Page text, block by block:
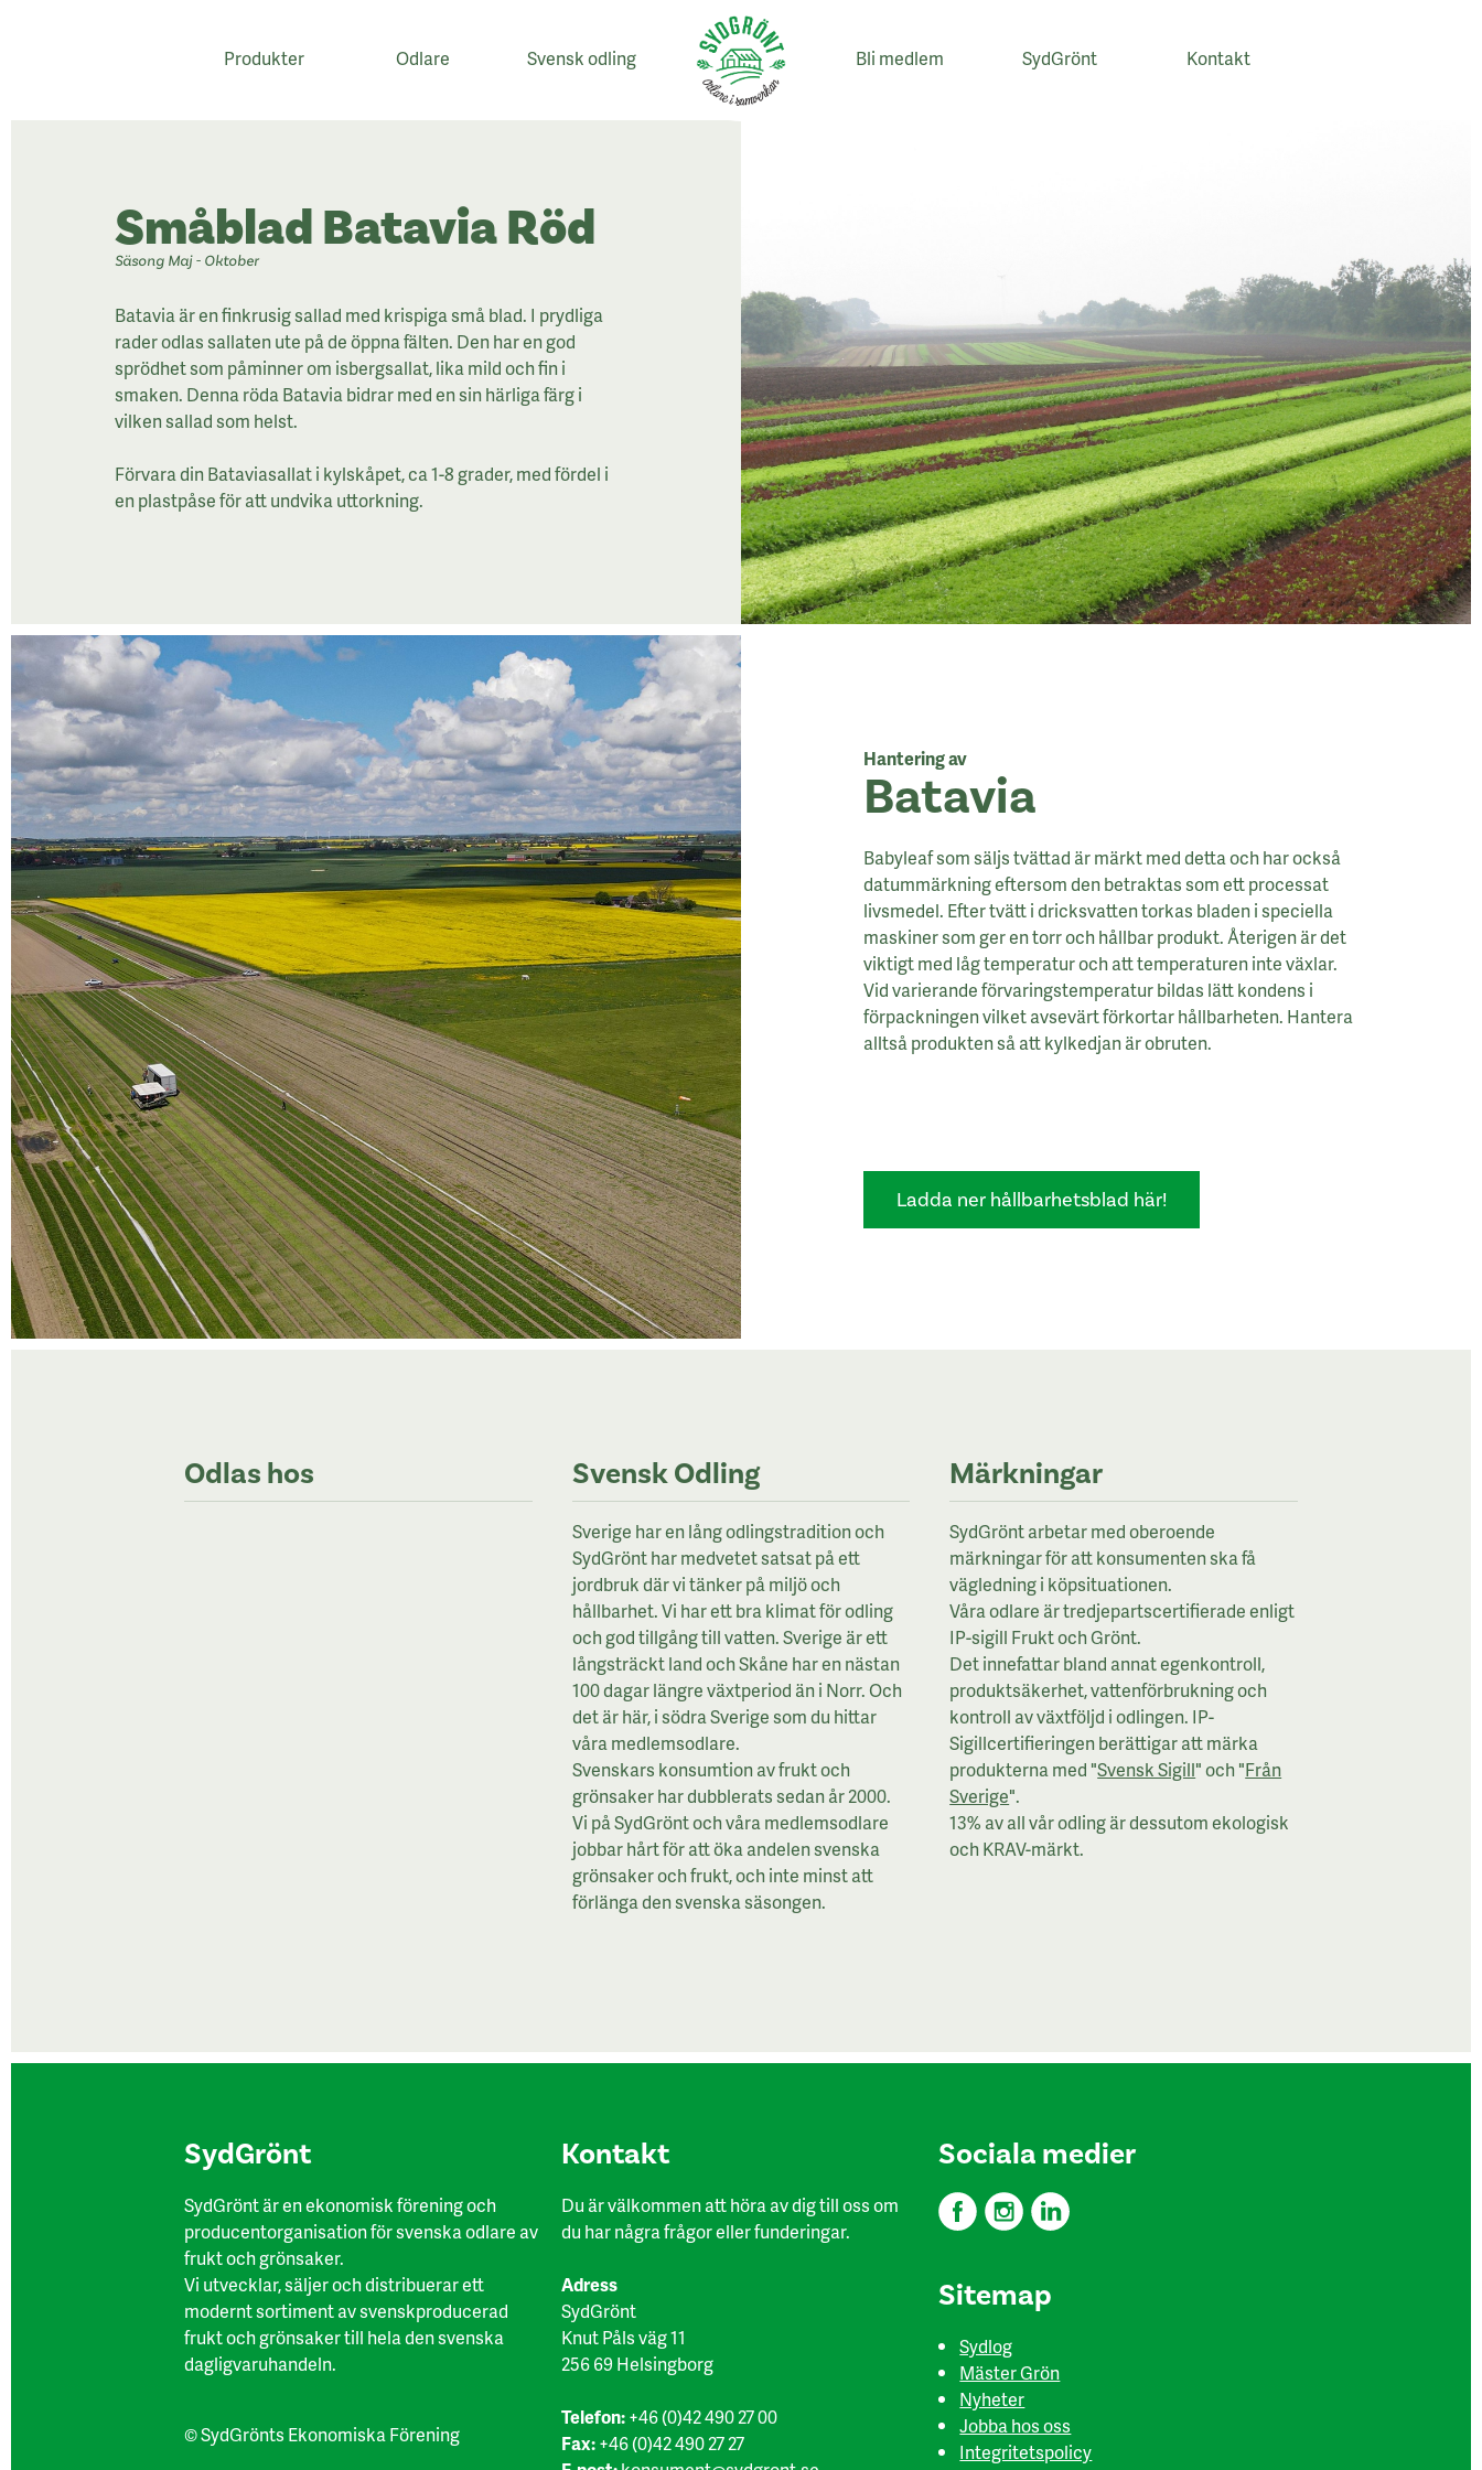
Produkter Odlare Svensk odling Bli medlem SydGrönt
Kontakt
Småblad Batavia Röd
Säsong Maj - Oktober
Batavia är en finkrusig sallad med krispiga små blad. I prydliga
rader odlas sallaten ute på de öppna fälten. Den har en god
sprödhet som påminner om isbergsallat, lika mild och fin i
smaken. Denna röda Batavia bidrar med en sin härliga färg i
vilken sallad som helst.
Förvara din Bataviasallat i kylskåpet, ca 1-8 grader, med fördel i
en plastpåse för att undvika uttorkning.
Hantering av
Batavia
Babyleaf som säljs tvättad är märkt med detta och har också
datummärkning eftersom den betraktas som ett processat
livsmedel. Efter tvätt i dricksvatten torkas bladen i speciella
maskiner som ger en torr och hållbar produkt. Återigen är det
viktigt med låg temperatur och att temperaturen inte växlar.
Vid varierande förvaringstemperatur bildas lätt kondens i
förpackningen vilket avsevärt förkortar hållbarheten. Hantera
alltså produkten så att kylkedjan är obruten.
Ladda ner hållbarhetsblad här!
Odlas hos Svensk Odling
Sverige har en lång odlingstradition och
SydGrönt har medvetet satsat på ett
jordbruk där vi tänker på miljö och
hållbarhet. Vi har ett bra klimat för odling
och god tillgång till vatten. Sverige är ett
långsträckt land och Skåne har en nästan
100 dagar längre växtperiod än i Norr. Och
det är här, i södra Sverige som du hittar
våra medlemsodlare.
Svenskars konsumtion av frukt och
grönsaker har dubblerats sedan år 2000.
Vi på SydGrönt och våra medlemsodlare
jobbar hårt för att öka andelen svenska
grönsaker och frukt, och inte minst att
förlänga den svenska säsongen.
Märkningar
SydGrönt arbetar med oberoende
märkningar för att konsumenten ska få
vägledning i köpsituationen.
Våra odlare är tredjepartscertifierade enligt
IP-sigill Frukt och Grönt.
Det innefattar bland annat egenkontroll,
produktsäkerhet, vattenförbrukning och
kontroll av växtföljd i odlingen. IP-
Sigillcertifieringen berättigar att märka
produkterna med "Svensk Sigill" och "Från
Sverige".
13% av all vår odling är dessutom ekologisk
och KRAV-märkt.
SydGrönt
SydGrönt är en ekonomisk förening och
producentorganisation för svenska odlare av
frukt och grönsaker.
Vi utvecklar, säljer och distribuerar ett
modernt sortiment av svenskproducerad
frukt och grönsaker till hela den svenska
dagligvaruhandeln.
© SydGrönts Ekonomiska Förening
Kon​takt
Du är välkommen att höra av dig till oss om
du har några frågor eller funderingar.
Adress
SydGrönt
Knut Påls väg 11
256 69 Helsingborg
Telefon:+46 (0)42 490 27 00
Fax:+46 (0)42 490 27 27
Sociala medier
Sitemap
Sydlog
Mäster Grön
Nyheter
Jobba hos oss
Integritetspolicy